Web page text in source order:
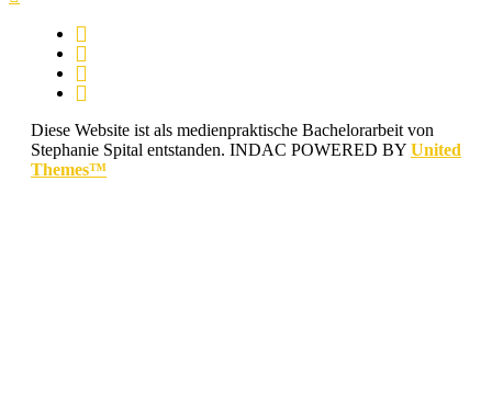
Diese Website ist als medienpraktische Bachelorarbeit von
Stephanie Spital entstanden. INDAC POWERED BY United
Themes™